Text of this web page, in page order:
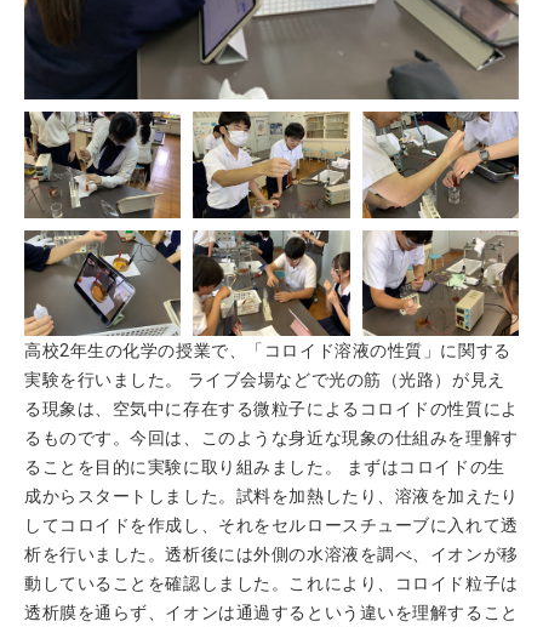
高校2年生の化学の授業で、「コロイド溶液の性質」に関する
実験を行いました。 ライブ会場などで光の筋（光路）が見え
る現象は、空気中に存在する微粒子によるコロイドの性質によ
るものです。今回は、このような身近な現象の仕組みを理解す
ることを目的に実験に取り組みました。 まずはコロイドの生
成からスタートしました。試料を加熱したり、溶液を加えたり
してコロイドを作成し、それをセルロースチューブに入れて透
析を行いました。透析後には外側の水溶液を調べ、イオンが移
動していることを確認しました。これにより、コロイド粒子は
透析膜を通らず、イオンは通過するという違いを理解すること